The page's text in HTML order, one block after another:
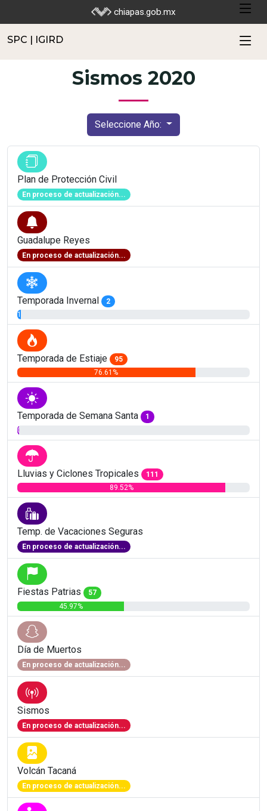
chiapas.gob.mx
SPC | IGIRD
Sismos 2020
Seleccione Año:
Plan de Protección Civil
En proceso de actualización...
Guadalupe Reyes
En proceso de actualización...
Temporada Invernal
2
1.61%
Temporada de Estiaje
95
76.61%
Temporada de Semana Santa
1
0.81%
Lluvias y Ciclones Tropicales
111
89.52%
Temp. de Vacaciones Seguras
En proceso de actualización...
Fiestas Patrias
57
45.97%
Día de Muertos
En proceso de actualización...
Sismos
En proceso de actualización...
Volcán Tacaná
En proceso de actualización...